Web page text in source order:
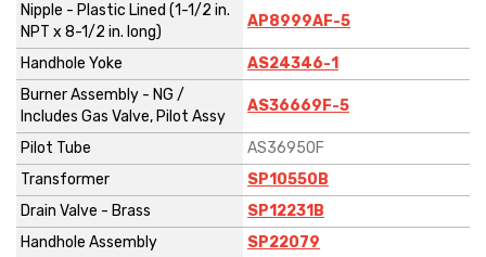
Nipple - Plastic Lined (1-1/2 in.
NPT x 8-1/2 in. long)
AP8999AF-5
Handhole Yoke
AS24346-1
Burner Assembly - NG /
Includes Gas Valve, Pilot Assy
AS36669F-5
Pilot Tube
AS36950F
Transformer
SP10550B
Drain Valve - Brass
SP12231B
Handhole Assembly
SP22079